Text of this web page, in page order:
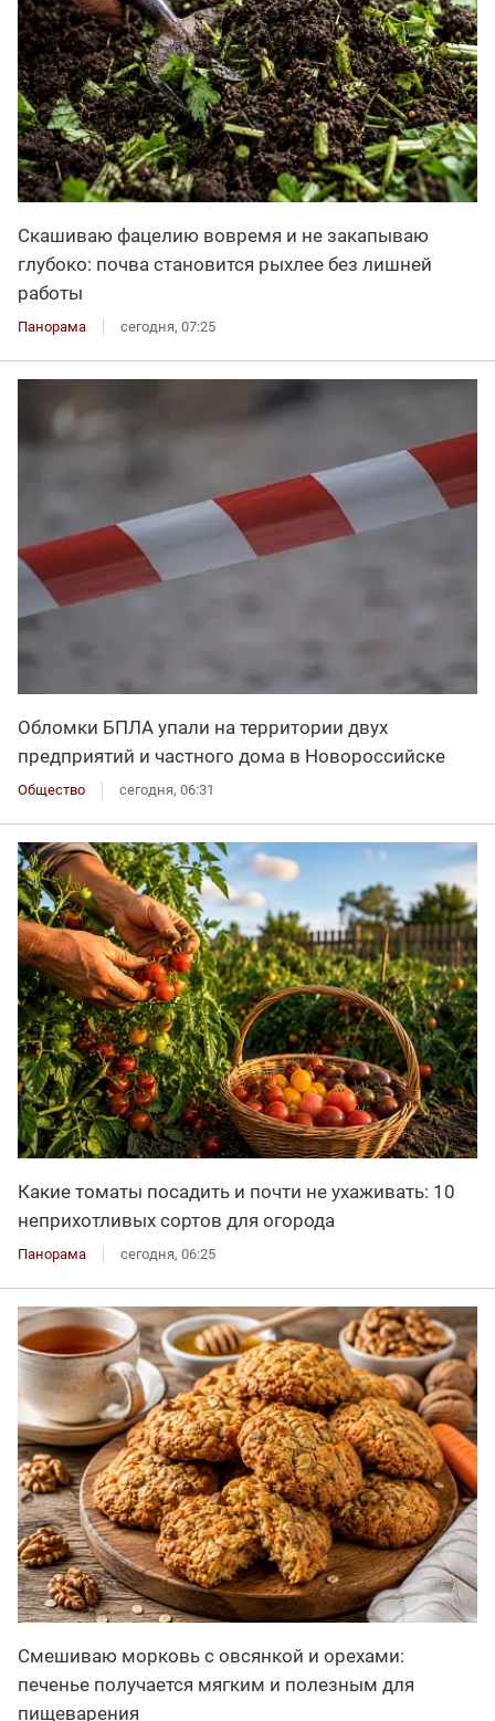
Скашиваю фацелию вовремя и не закапываю
глубоко: почва становится рыхлее без лишней
работы
Панорама сегодня, 07:25
Обломки БПЛА упали на территории двух
предприятий и частного дома в Новороссийске
Общество сегодня, 06:31
Какие томаты посадить и почти не ухаживать: 10
неприхотливых сортов для огорода
Панорама сегодня, 06:25
Смешиваю морковь с овсянкой и орехами:
печенье получается мягким и полезным для
пищеварения